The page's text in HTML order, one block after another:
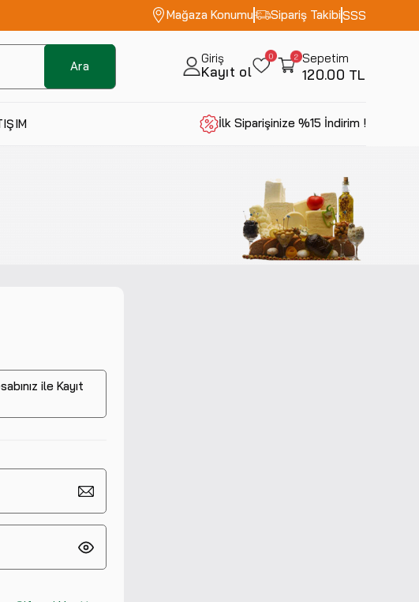
Mağaza Konumu Sipariş TakibiSSS
Ara
Giriş
Kayıt ol
Sepetim
120.00 TL
İlk Siparişinize %15 İndirim !
ile Kayıt